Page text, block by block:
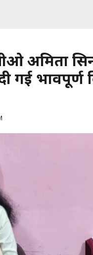
अमिता
गई भावपूर्ण